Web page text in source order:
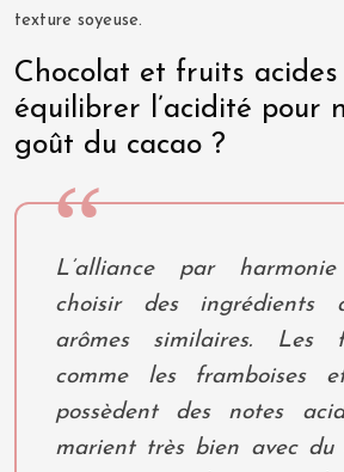
texture soyeuse.
Chocolat et fruits acides
équilibrer l’acidité pour
goût du cacao ?
L’alliance par
choisir des ingrédients
arômes similaires. Les
comme les framboises
possèdent des notes
marient très bien avec du